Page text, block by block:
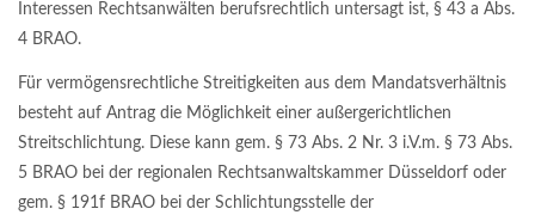
Interessen Rechtsanwälten berufsrechtlich untersagt ist, § 43 a Abs.
4 BRAO.
Für vermögensrechtliche Streitigkeiten aus dem Mandatsverhältnis
besteht auf Antrag die Möglichkeit einer außergerichtlichen
Streitschlichtung. Diese kann gem. § 73 Abs. 2 Nr. 3 i.V.m. § 73 Abs.
5 BRAO bei der regionalen Rechtsanwaltskammer Düsseldorf oder
gem. § 191f BRAO bei der Schlichtungsstelle der